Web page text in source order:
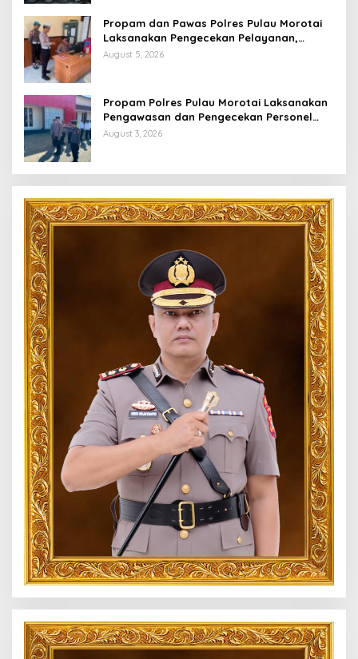
Propam dan Pawas Polres Pulau Morotai
Laksanakan Pengecekan Pelayanan,
Pastikan Masyarakat Mendapat
August 5, 2026
Propam Polres Pulau Morotai Laksanakan
Pengawasan dan Pengecekan Personel
Saat Apel Serah Terima Piket Fungsi
August 3, 2026